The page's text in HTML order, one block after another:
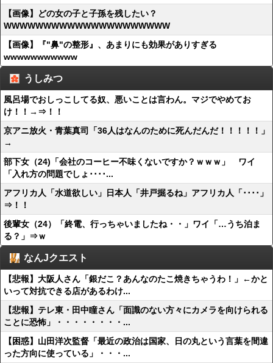
【画像】どの女の子と子孫を残したい？
WWWWWWWWWWWWWWWWWWWWW
【画像】『"鼻"の整形』、あまりにも効果がありすぎる
wwwwwwwwwww
うしみつ
風呂場でおしっこしてる奴、悪いことは言わん。マジでやめてお
け！！→⇒！！
京アニ放火・青葉真司「36人はなんのために死んだんだ！！！！！」
→
部下女（24)「会社のコーヒー不味くないですか？ｗｗｗ」 ワイ
「入れ方の問題でしょ････...
アフリカ人「水道欲しい」日本人「井戸掘るね」アフリカ人「････」
⇒！！
後輩女（24）「終電、行っちゃいましたね・・」ワイ「…うち泊ま
る？」⇒ｗ
なんJクエスト
【悲報】大阪人さん「銀だこ？あんなのたこ焼きちゃうわ！」←かと
いって対抗できる店があるわけ...
【悲報】テレ東・田中瞳さん「面識のない方々にカメラを向けられる
ことに恐怖」・・・・・・・・...
【困惑】山田洋次監督「最近の政治は国家、日の丸という言葉を間違
った方向に使っている」・・・...